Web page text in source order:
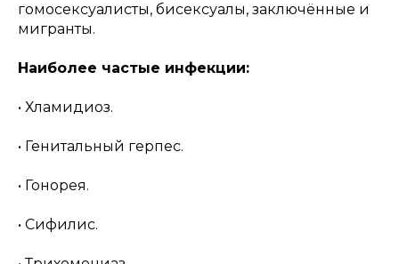
гомосексуалисты, бисексуалы, заключённые и
мигранты.
Наиболее частые инфекции:
• Хламидиоз.
• Генитальный герпес.
• Гонорея.
• Сифилис.